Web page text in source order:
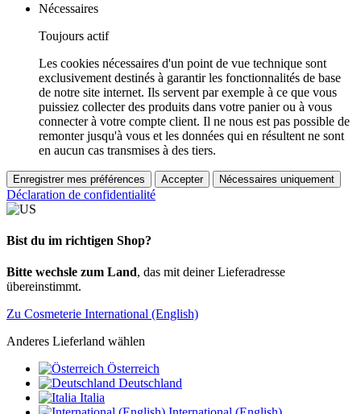
Nécessaires
Toujours actif
Les cookies nécessaires d'un point de vue technique sont
exclusivement destinés à garantir les fonctionnalités de base
de notre site internet. Ils servent par exemple à ce que vous
puissiez collecter des produits dans votre panier ou à vous
connecter à votre compte client. Il ne nous est pas possible de
remonter jusqu'à vous et les données qui en résultent ne sont
en aucun cas transmises à des tiers.
Enregistrer mes préférences Accepter Nécessaires uniquement
Déclaration de confidentialité
Bist du im richtigen Shop?
Bitte wechsle zum Land, das mit deiner Lieferadresse
übereinstimmt.
Zu Cosmeterie International (English)
Anderes Lieferland wählen
Österreich
Deutschland
Italia